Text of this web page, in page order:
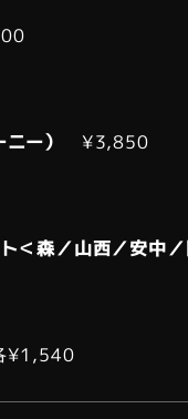
ー）
¥3,850
＜森／山西／安中
¥1,540